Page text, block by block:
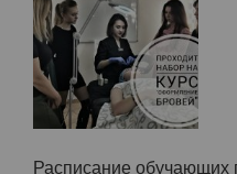
Последние новости
1 АВГУСТА стартует
БРОВЕЙ»🔥